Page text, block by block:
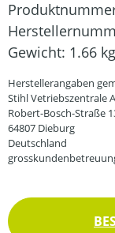
Gewicht: 1.66 kg
Herstellerangaben
Stihl Vetriebszentrale
Robert-Bosch-Straße
64807 Dieburg
Deutschland